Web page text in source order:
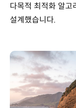
다목적 최적화 알고
설계했습니다.